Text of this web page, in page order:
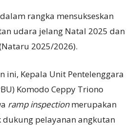
rangka mensukseskan
udara jelang Natal 2025 dan
2025/2026).
ini, Kepala Unit Pentelenggara
Komodo Ceppy Triono
ramp inspectionmerupakan
pelayanan angkutan